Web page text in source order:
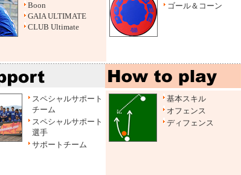
Boon
GAIA ULTIMATE
CLUB Ultimate
ゴール＆コーン
スペシャルサポート
チーム
スペシャルサポート
選手
サポートチーム
基本スキル
オフェンス
ディフェンス